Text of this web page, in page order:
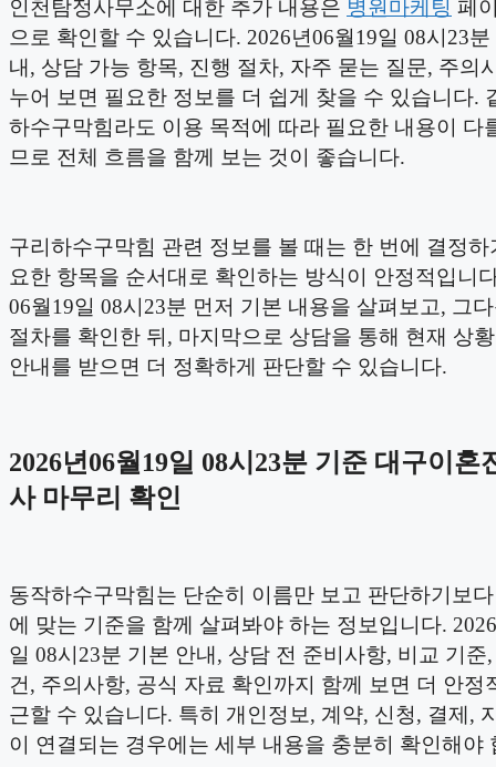
인천탐정사무소에 대한 추가 내용은 병원마케팅 페
으로 확인할 수 있습니다. 2026년06월19일 08시23
내, 상담 가능 항목, 진행 절차, 자주 묻는 질문, 주의
누어 보면 필요한 정보를 더 쉽게 찾을 수 있습니다.
하수구막힘라도 이용 목적에 따라 필요한 내용이 다
므로 전체 흐름을 함께 보는 것이 좋습니다.
구리하수구막힘 관련 정보를 볼 때는 한 번에 결정하
요한 항목을 순서대로 확인하는 방식이 안정적입니
06월19일 08시23분 먼저 기본 내용을 살펴보고, 그
절차를 확인한 뒤, 마지막으로 상담을 통해 현재 상
안내를 받으면 더 정확하게 판단할 수 있습니다.
2026년06월19일 08시23분 기준 대구이혼
사 마무리 확인
동작하수구막힘는 단순히 이름만 보고 판단하기보
에 맞는 기준을 함께 살펴봐야 하는 정보입니다.
일 08시23분 기본 안내, 상담 전 준비사항, 비교 기준
건, 주의사항, 공식 자료 확인까지 함께 보면 더 안정
근할 수 있습니다. 특히 개인정보, 계약, 신청, 결제,
이 연결되는 경우에는 세부 내용을 충분히 확인해야